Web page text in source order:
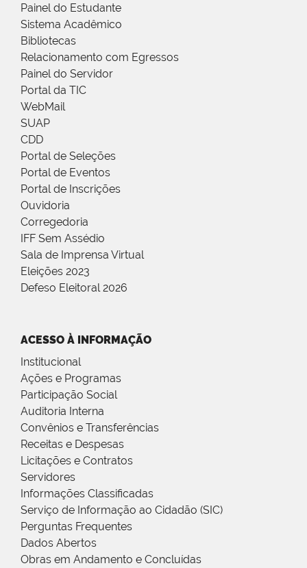
Painel do Estudante
Sistema Acadêmico
Bibliotecas
Relacionamento com Egressos
Painel do Servidor
Portal da TIC
WebMail
SUAP
CDD
Portal de Seleções
Portal de Eventos
Portal de Inscrições
Ouvidoria
Corregedoria
IFF Sem Assédio
Sala de Imprensa Virtual
Eleições 2023
Defeso Eleitoral 2026
ACESSO À INFORMAÇÃO
Institucional
Ações e Programas
Participação Social
Auditoria Interna
Convênios e Transferências
Receitas e Despesas
Licitações e Contratos
Servidores
Informações Classificadas
Serviço de Informação ao Cidadão (SIC)
Perguntas Frequentes
Dados Abertos
Obras em Andamento e Concluídas